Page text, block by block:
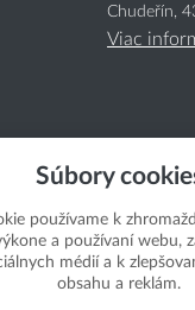
Chudeřín,
Viac
Súbory
používame k
a používaní webu,
médií a k
obsahu a reklám.